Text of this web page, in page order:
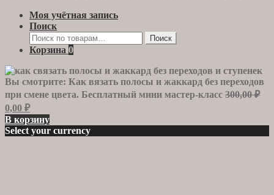
Моя учётная запись
Поиск
Искать:
Поиск
Корзина 0
Вы смотрите: Как вязать полосы и жаккард без переходов
при смене цвета. Бесплатный мини мастер-класс 300,00₽
0,00 ₽Текущая
цена:
0,00 ₽.
В корзину
Select your currency